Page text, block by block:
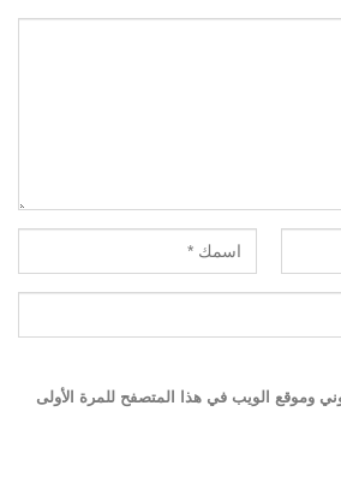
وموقع الويب في هذا المتصفح للمرة الأولى